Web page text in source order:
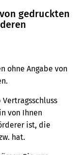
gedruckten
ohne Angabe von
von Ihnen
ist, die
hat.